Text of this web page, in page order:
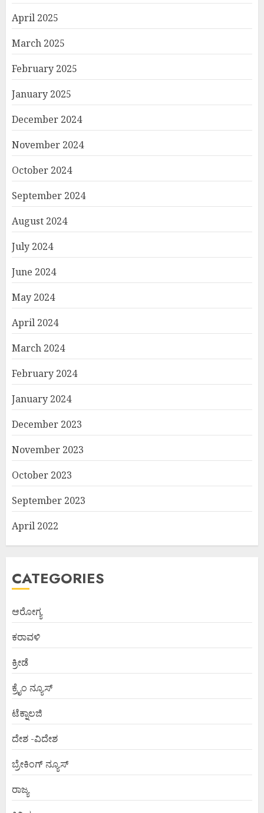
April 2025
March 2025
February 2025
January 2025
December 2024
November 2024
October 2024
September 2024
August 2024
July 2024
June 2024
May 2024
April 2024
March 2024
February 2024
January 2024
December 2023
November 2023
October 2023
September 2023
April 2022
CATEGORIES
ಆರೋಗ್ಯ
ಕರಾವಳಿ
ಕ್ರೀಡೆ
ಕ್ರೈಂ ನ್ಯೂಸ್
ಟೆಕ್ನಾಲಜಿ
ದೇಶ -ವಿದೇಶ
ಬ್ರೇಕಿಂಗ್ ನ್ಯೂಸ್
ರಾಜ್ಯ